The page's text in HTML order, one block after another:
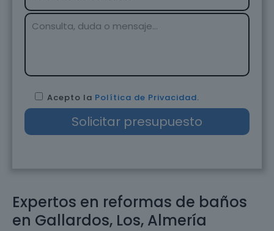
Expertos en reformas de baños
en Gallardos, Los, Almería
Acepto la Política de Privacidad.